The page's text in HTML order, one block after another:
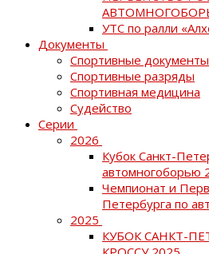
УТС по ралли
Документы
Спортивные документы
Спортивные разряды
Спортивная медицина
Судейство
Серии
2026
Кубок Санкт-
автомногоборью
Чемпионат и
Петербурга по
2025
КУБОК САНКТ-